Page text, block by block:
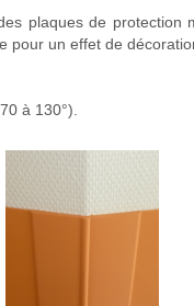
plaques de protection
pour un effet de
à 130°).